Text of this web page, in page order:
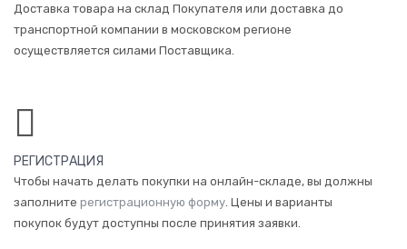
Доставка товара на склад Покупателя или доставка до
транспортной компании в московском регионе
осуществляется силами Поставщика.
РЕГИСТРАЦИЯ
Чтобы начать делать покупки на онлайн-складе, вы должны
заполните регистрационную форму . Цены и варианты
покупок будут доступны после принятия заявки.